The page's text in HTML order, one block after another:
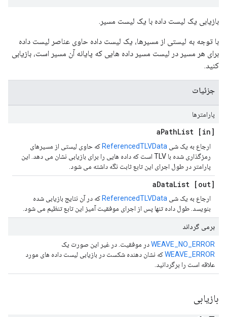
بازیابی یک لیست داده با یک لیست مسیر.
با توجه به لیستی از مسیرها، یک لیست داده حاوی عناصر لیست داده
برای هر مسیر در لیست مسیر داده هایی که پایانه آن مسیر است، بازیابی
کنید.
جزئیات
پارامترها
[in] a
PathList
ارجاع به یک شی ReferencedTLVData که حاوی لیستی از مسیرهای
رمزگذاری شده با TLV است که داده هایی را برای بازیابی نشان می دهد. این
پارامتر در طول اجرای این تابع ثابت نگه داشته می شود.
[out] a
DataList
ارجاع به یک شی ReferencedTLVData که در آن نتایج بازیابی شده
بنویسد. طول داده تنها پس از اجرای موفقیت آمیز این تابع تنظیم می شود.
برمی گرداند
WEAVE_NO_ERRORدر موفقیت. در غیر این صورت یک
WEAVE_ERRORکه نشان دهنده شکست در بازیابی لیست داده های مورد
علاقه است را برگردانید.
بازیابی